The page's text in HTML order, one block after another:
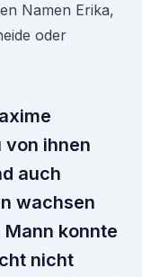
Namen Erika,
oder
von ihnen
auch
wachsen
konnte
nicht